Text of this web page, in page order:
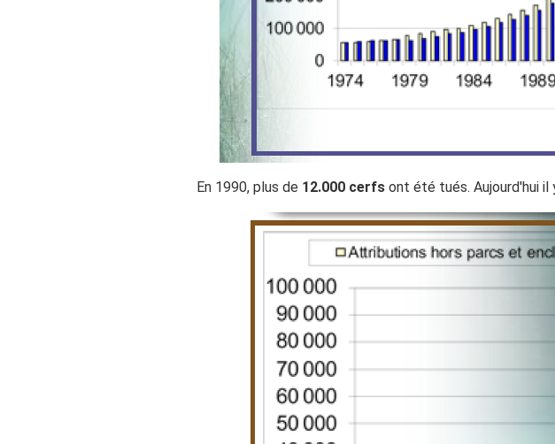
En 1990, plus de 12.000 cerfs ont été tués. Aujourd'hui il